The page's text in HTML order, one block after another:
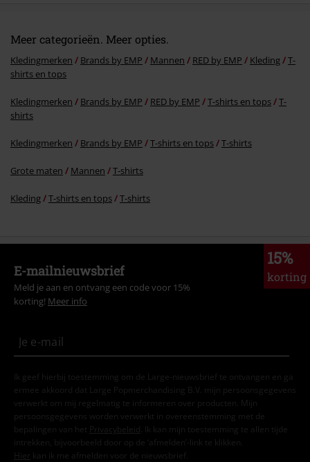
Meer categorieën. Meer opties.
Kledingmerken Brands by EMP Mannen RED by EMP Kleding
T-
shirts en tops
Kledingmerken Brands by EMP RED by EMP T-shirts en tops
T-
shirts
Kledingmerken Brands by EMP T-shirts en tops T-shirts
Grote maten Mannen T-shirts
Kleding T-shirts en tops T-shirts
15%
korting
E-mailnieuwsbrief
Meld je aan en ontvang een code voor 15%
korting! Meer info
Ik geef hierbij toestemming om de Large-nieuwsbrief te ontvangen en ga
ermee akkoord dat Large Popmerchandising B.V. mijn persoonsgegevens
verwerkt om mij regelmatig te informeren over producten. Mijn
persoonsgegevens worden verwerkt in overeenstemming met de
bepalingen van het
Privacybeleid . Ik kan mijn toestemming te allen tijde
intrekken, bijvoorbeeld door op de ‘afmelden’-link te klikken.
Hier kan ik me afmelden voor de nieuwsbrief.